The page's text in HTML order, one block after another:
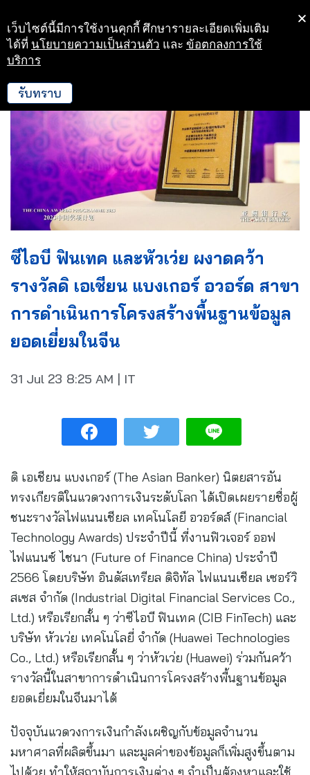
Skip
to
ซีไอบี ฟินเทค และหัวเว่ย ผงาดคว้า
รางวัลดิ เอเชียน แบงเกอร์ อวอร์ด สาขา
การดำเนินการโครงสร้างพื้นฐานข้อมูล
ยอดเยี่ยมในจีน
31 Jul 23 8:25 AM | IT
ดิ เอเชียน แบงเกอร์ (The Asian Banker) นิตยสารอัน
ทรงเกียรติในแวดวงการเงินระดับโลก ได้เปิดเผยรายชื่อผู้
ชนะรางวัลไฟแนนเชียล เทคโนโลยี อวอร์ดส์ (Financial
Technology Awards) ประจำปีนี้ ที่งานฟิวเจอร์ ออฟ
ไฟแนนซ์ ไชนา (Future of Finance China) ประจำปี
2566 โดยบริษัท อินดัสเทรียล ดิจิทัล ไฟแนนเชียล เซอร์วิ
สเซส จำกัด (Industrial Digital Financial Services Co.,
Ltd.) หรือเรียกสั้น ๆ ว่าซีไอบี ฟินเทค (CIB FinTech) และ
บริษัท หัวเว่ย เทคโนโลยี่ จำกัด (Huawei Technologies
Co., Ltd.) หรือเรียกสั้น ๆ ว่าหัวเว่ย (Huawei) ร่วมกันคว้า
รางวัลนี้ในสาขาการดำเนินการโครงสร้างพื้นฐานข้อมูล
ยอดเยี่ยมในจีนมาได้
ปัจจุบันแวดวงการเงินกำลังเผชิญกับข้อมูลจำนวน
มหาศาลที่ผลิตขึ้นมา และมูลค่าของข้อมูลก็เพิ่มสูงขึ้นตาม
ไปด้วย ทำให้สถาบันการเงินต่าง ๆ จำเป็นต้องหาและใช้
เว็บไซต์นี้มีการใช้งานคุกกี้ ศึกษารายละเอียดเพิ่มเติม
ได้ที่ นโยบายความเป็นส่วนตัว และ ข้อตกลงการใช้
บริการ
รับทราบ